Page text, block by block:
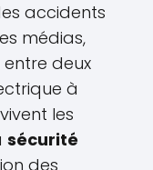
accidents
médias,
deux
à
les
sécurité
des